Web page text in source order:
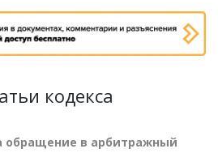
кодекса
обращение в арбитражный